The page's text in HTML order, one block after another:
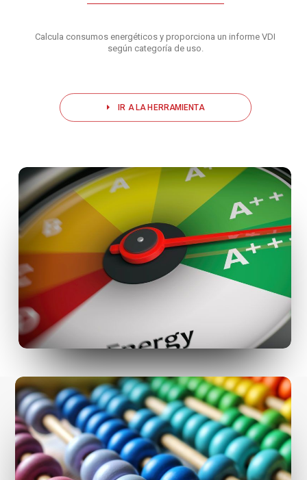
Calcula consumos energéticos y proporciona un informe VDI
según categoría de uso.
IR A LA HERRAMIENTA